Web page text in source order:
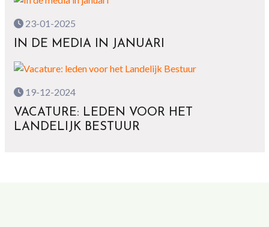
23-01-2025
IN DE MEDIA IN JANUARI
19-12-2024
VACATURE: LEDEN VOOR HET
LANDELIJK BESTUUR